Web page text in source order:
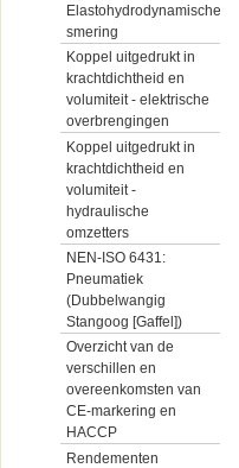
Elastohydrodynamische
smering
Koppel uitgedrukt in
krachtdichtheid en
volumiteit - elektrische
overbrengingen
Koppel uitgedrukt in
krachtdichtheid en
volumiteit -
hydraulische
omzetters
NEN-ISO 6431:
Pneumatiek
(Dubbelwangig
Stangoog [Gaffel])
Overzicht van de
verschillen en
overeenkomsten van
CE-markering en
HACCP
Rendementen